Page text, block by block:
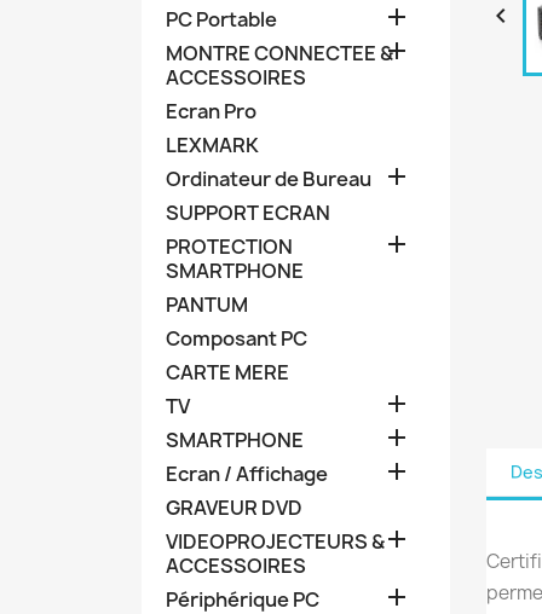
PC Portable

MONTRE CONNECTEE &
ACCESSOIRES

Ecran Pro
LEXMARK
Ordinateur de Bureau

SUPPORT ECRAN
PROTECTION
SMARTPHONE

PANTUM
Composant PC
CARTE MERE
TV

SMARTPHONE 
Ecran / Affichage 
GRAVEUR DVD
VIDEOPROJECTEURS &
ACCESSOIRES

Périphérique PC 
